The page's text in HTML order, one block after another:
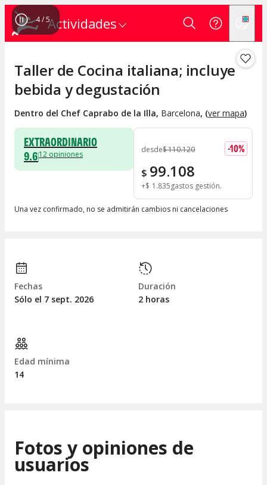
Actividades
4/5
Taller de Cocina italiana; incluye
bebida y degustación
Dentro del Chef Caprabo de la Illa, Barcelona, (ver mapa)
EXTRAORDINARIO
9.612 opiniones desde$110.120 -10%
$ 99.108
+$ 1.835gastos gestión
Una vez confirmado, no se admitirán cambios ni cancelaciones
Fechas
Sólo el 7 sept. 2026
Duración
2 horas
Edad mínima
14
Fotos y opiniones de
usuarios